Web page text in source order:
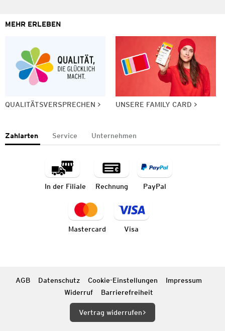
MEHR ERLEBEN
QUALITÄTSVERSPRECHEN UNSERE FAMILY CARD
Zahlarten Service Unternehmen
In der Filiale Rechnung PayPal
Mastercard Visa
AGB Datenschutz Cookie-Einstellungen
Impressum
Widerruf
Barrierefreiheit
Vertrag widerrufen